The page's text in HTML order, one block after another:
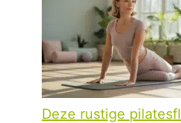
Deze rustige